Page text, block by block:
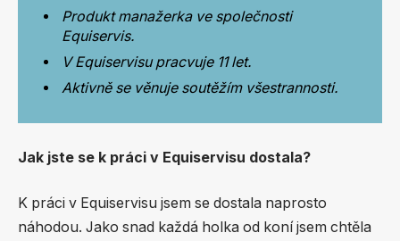
Produkt manažerka ve společnosti
Equiservis.
V Equiservisu pracvuje 11 let.
Aktivně se věnuje soutěžím všestrannosti.
Jak jste se k práci v Equiservisu dostala?
K práci v Equiservisu jsem se dostala naprosto
náhodou. Jako snad každá holka od koní jsem chtěla